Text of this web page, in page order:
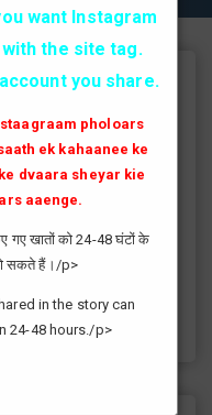
eskisi kadar zor değil
takipçiye ulaşması ve
bir çok kişi meslek
ulaşmak
verilen ücretsiz
yüksek seviyelere
want Instagram
the site tag.
you share.
pholoars
ek kahaanee ke
dvaara sheyar kie
aaenge.
गए खातों को 24-48 घंटों के
सकते हैं।/p>
in the story can
24-48 hours./p>